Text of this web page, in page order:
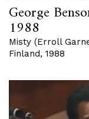
George
1988
Misty (Erroll
Finland, 1988